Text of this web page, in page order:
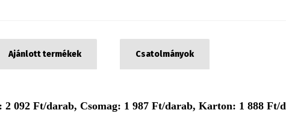
Ajánlott termékek Csatolmányok
2 092 Ft/darab, Csomag: 1 987 Ft/darab, Karton: 1 888 Ft/